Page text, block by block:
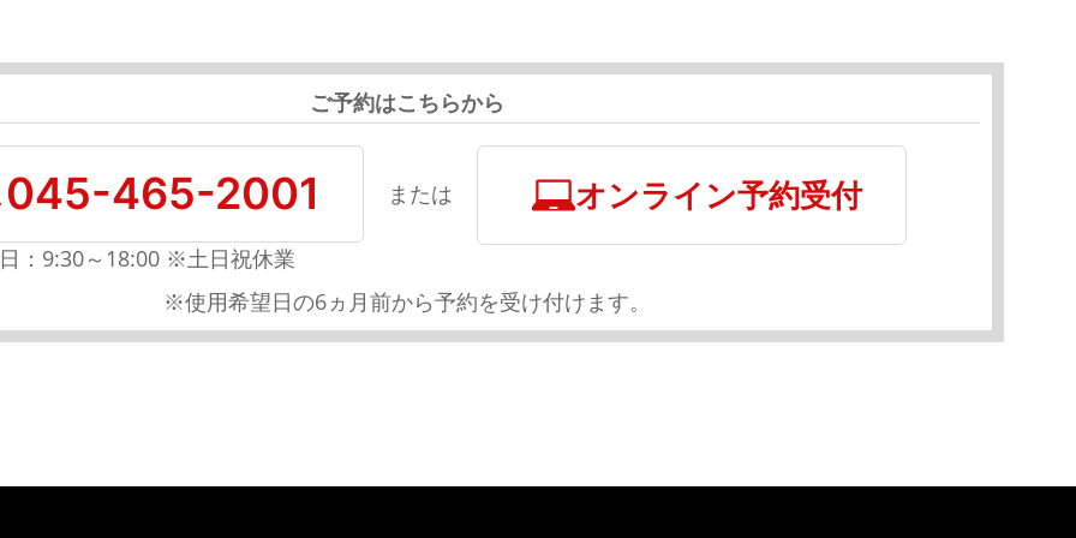
ご予約はこちらから
045-465-2001
：9:30～18:00 ※土日祝休業
または オンライン予約受付
※使用希望日の6ヵ月前から予約を受け付けます。